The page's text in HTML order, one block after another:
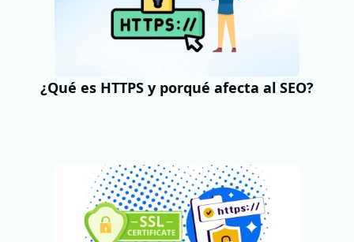
¿Qué es HTTPS y porqué afecta al SEO?